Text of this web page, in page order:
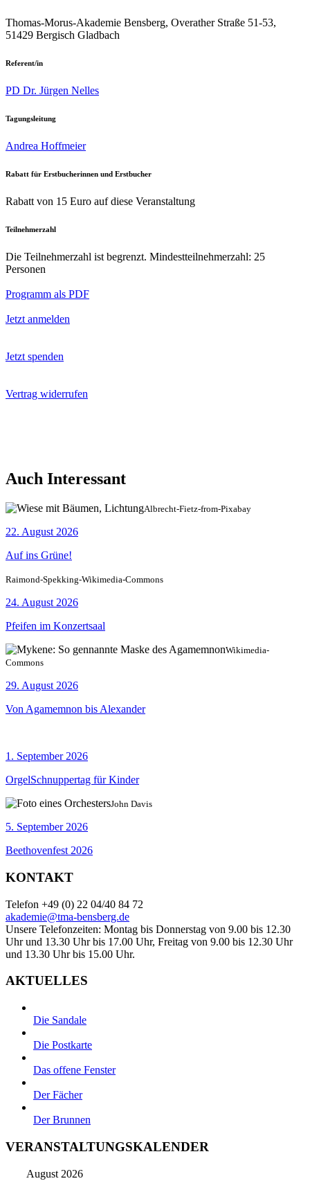
Thomas-Morus-Akademie Bensberg, Overather Straße 51-53,
51429 Bergisch Gladbach
Referent/in
PD Dr. Jürgen Nelles
Tagungsleitung
Andrea Hoffmeier
Rabatt für Erstbucherinnen und Erstbucher
Rabatt von 15 Euro auf diese Veranstaltung
Teilnehmerzahl
Die Teilnehmerzahl ist begrenzt. Mindestteilnehmerzahl: 25
Personen
Programm als PDF
Jetzt anmelden
Jetzt spenden
Vertrag widerrufen
Auch Interessant
Albrecht-Fietz-from-Pixabay
22. August 2026
Auf ins Grüne!
Raimond-Spekking-Wikimedia-Commons
24. August 2026
Pfeifen im Konzertsaal
Wikimedia-
Commons
29. August 2026
Von Agamemnon bis Alexander
1. September 2026
OrgelSchnuppertag für Kinder
John Davis
5. September 2026
Beethovenfest 2026
KONTAKT
Telefon +49 (0) 22 04/40 84 72
akademie@tma-bensberg.de
Unsere Telefonzeiten: Montag bis Donnerstag von 9.00 bis 12.30
Uhr und 13.30 Uhr bis 17.00 Uhr, Freitag von 9.00 bis 12.30 Uhr
und 13.30 Uhr bis 15.00 Uhr.
AKTUELLES
Die Sandale
Die Postkarte
Das offene Fenster
Der Fächer
Der Brunnen
VERANSTALTUNGSKALENDER
August 2026